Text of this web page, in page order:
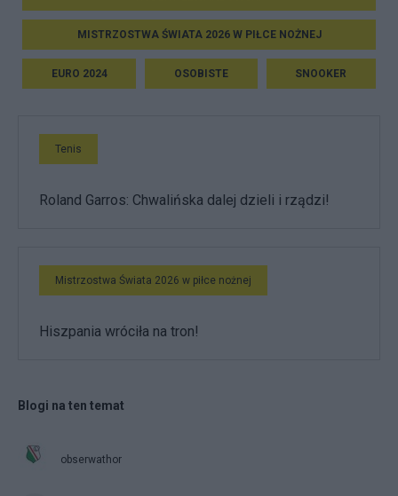
MISTRZOSTWA ŚWIATA 2026 W PIŁCE NOŻNEJ
EURO 2024 OSOBISTE SNOOKER
Tenis
Roland Garros: Chwalińska dalej dzieli i rządzi!
Mistrzostwa Świata 2026 w piłce nożnej
Hiszpania wróciła na tron!
Blogi na ten temat
obserwathor